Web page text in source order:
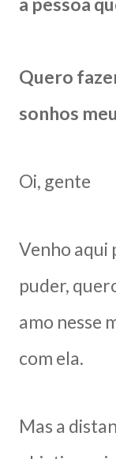
Quero
sonhos
Oi, gente
Venho aqui
puder,
amo nesse
com ela.
Mas a